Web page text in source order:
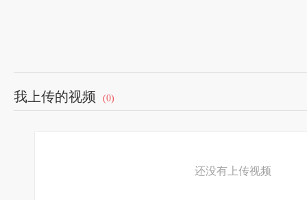
我上传的视频 (0)
还没有上传视频